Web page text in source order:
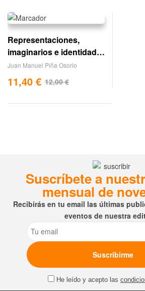
Representaciones,
imaginarios e identidad.
actores de la educación
superior
Juan Manuel Piña Osorio
12,00€
11,40 €
Suscríbete a
mensual de
Recibirás en tu email las últimas
eventos de nuestra
Email
He leído y acepto las